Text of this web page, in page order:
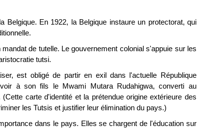
Belgique. En 1922, la Belgique instaure un protectorat, qui
de tutelle. Le gouvernement colonial s'appuie sur les
tutsi.
est obligé de partir en exil dans l'actuelle République
à son fils le Mwami Mutara Rudahigwa, converti au
carte d'identité et la prétendue origine extérieure des
les Tutsis et justifier leur élimination du pays.)
dans le pays. Elles se chargent de l'éducation sur